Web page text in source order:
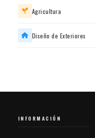
Agricultura
Diseño de Exteriores
INFORMACIÓN